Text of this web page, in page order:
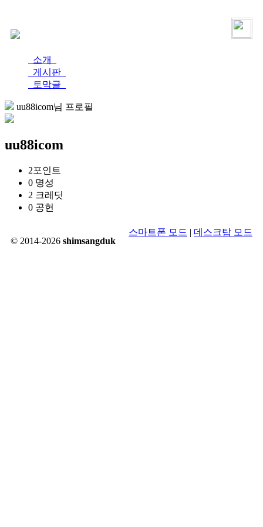
소개
게시판
토막글
uu88icom님 프로필
uu88icom
2포인트
0 명성
2 크레딧
0 공헌
© 2014-2026 shimsangduk
스마트폰 모드 | 데스크탑 모드